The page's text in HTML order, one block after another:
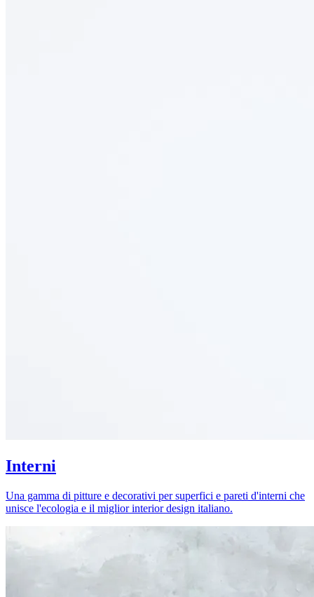
Interni
Una gamma di pitture e decorativi per superfici e pareti d'interni che
unisce l'ecologia e il miglior interior design italiano.